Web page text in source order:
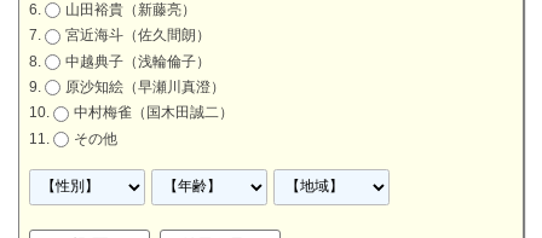
山田裕貴（新藤亮）
宮近海斗（佐久間朗）
中越典子（浅輪倫子）
原沙知絵（早瀬川真澄）
中村梅雀（国木田誠二）
その他